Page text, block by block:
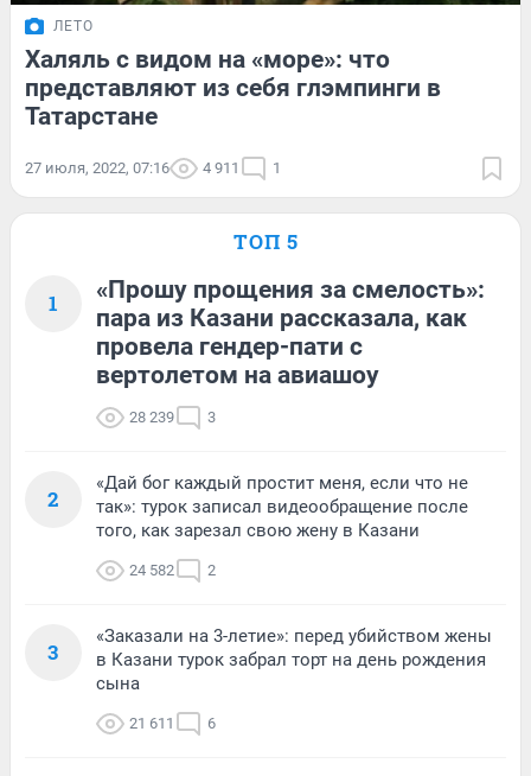
ЛЕТО
Халяль с видом на «море»: что
представляют из себя глэмпинги в
Татарстане
27 июля, 2022, 07:16 4 911 1
ТОП 5
1
«Прошу прощения за смелость»:
пара из Казани рассказала, как
провела гендер-пати с
вертолетом на авиашоу
28 239 3
2
«Дай бог каждый простит меня, если что не
так»: турок записал видеообращение после
того, как зарезал свою жену в Казани
24 582 2
3
«Заказали на 3-летие»: перед убийством жены
в Казани турок забрал торт на день рождения
сына
21 611 6